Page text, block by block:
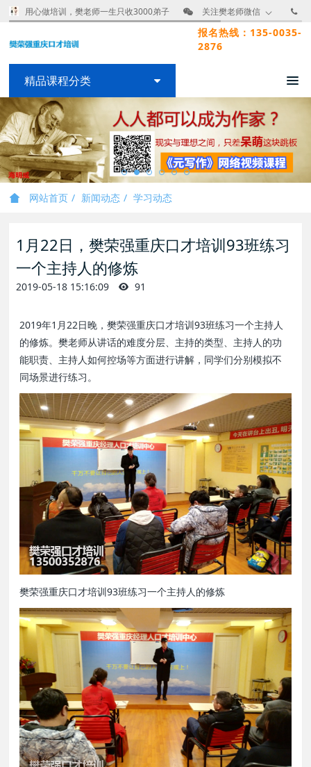
用心做培训，樊老师一生只收3000弟子 关注樊老师微信
报名热线：135-0035-
2876
精品课程分类
网站首页 新闻动态 学习动态
1月22日，樊荣强重庆口才培训93班练习
一个主持人的修炼
2019-05-18 15:16:09 91
2019年1月22日晚，樊荣强重庆口才培训93班练习一个主持人
的修炼。樊老师从讲话的难度分层、主持的类型、主持人的功
能职责、主持人如何控场等方面进行讲解，同学们分别模拟不
同场景进行练习。
樊荣强重庆口才培训93班练习一个主持人的修炼